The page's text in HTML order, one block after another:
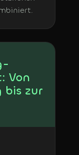
Von
bis zur